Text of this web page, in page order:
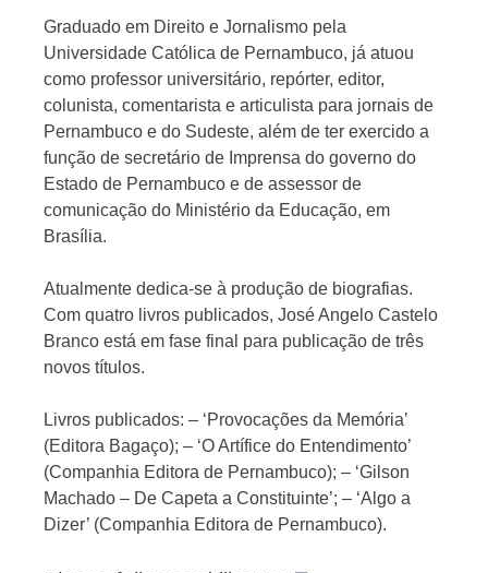
Graduado em Direito e Jornalismo pela
Universidade Católica de Pernambuco, já atuou
como professor universitário, repórter, editor,
colunista, comentarista e articulista para jornais de
Pernambuco e do Sudeste, além de ter exercido a
função de secretário de Imprensa do governo do
Estado de Pernambuco e de assessor de
comunicação do Ministério da Educação, em
Brasília.
Atualmente dedica-se à produção de biografias.
Com quatro livros publicados, José Angelo Castelo
Branco está em fase final para publicação de três
novos títulos.
Livros publicados: – ‘Provocações da Memória’
(Editora Bagaço); – ‘O Artífice do Entendimento’
(Companhia Editora de Pernambuco); – ‘Gilson
Machado – De Capeta a Constituinte’; – ‘Algo a
Dizer’ (Companhia Editora de Pernambuco).